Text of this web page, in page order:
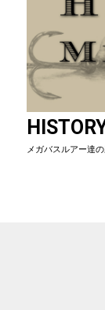
メガバスルアー達の